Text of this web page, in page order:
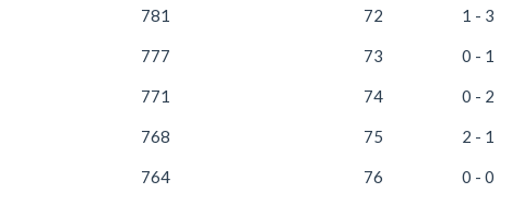
781 72 1 - 3
777 73 0 - 1
771 74 0 - 2
768 75 2 - 1
764 76 0 - 0